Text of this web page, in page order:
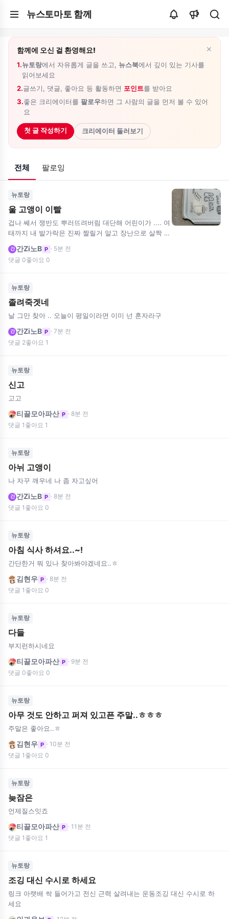
뉴스토마토 함께
×
함께에 오신 걸 환영해요!
1.뉴토랑에서 자유롭게 글을 쓰고, 뉴스북에서 깊이 있는 기사를
읽어보세요
2.글쓰기, 댓글, 좋아요 등 활동하면 포인트를 받아요
3.좋은 크리에이터를 팔로우하면 그 사람의 글을 먼저 볼 수 있어
요
첫 글 작성하기 크리에이터 둘러보기
전체 팔로잉
뉴토랑
울 고앵이 이빨
겁나 쎄서 쟁반도 뿌러뜨려버림 대단해 어린이가 .... 여
태까지 내 발가락은 진짜 짤릴거 알고 장난으로 살짝 앙
간 간Zi노B P · 5분 전
댓글 0좋아요 0
뉴토랑
졸려죽겟네
날 그만 찾아 .. 오늘이 평일이라면 이미 넌 혼자라구
간 간Zi노B P · 7분 전
댓글 2좋아요 1
뉴토랑
신고
고고
티끌모아파산 P · 8분 전
댓글 1 좋아요 1
뉴토랑
아뉘 고앵이
나 자꾸 깨우네 나 좀 자고싶어
간 간Zi노B P · 8분 전
댓글 1 좋아요 0
뉴토랑
아침 식사 하셔요..~!
간단한거 뭐 있나 찾아봐야겠네요..ㅎ
김현우 P · 8분 전
댓글 1 좋아요 0
뉴토랑
다들
부지런하시네요
티끌모아파산 P · 9분 전
댓글 0좋아요 0
뉴토랑
아무 것도 안하고 퍼져 있고픈 주말..ㅎㅎㅎ
주말은 좋아요..ㅎ
김현우 P · 10분 전
댓글 1 좋아요 0
뉴토랑
늦잠은
언제질스잇죠
티끌모아파산 P · 11분 전
댓글 1 좋아요 1
뉴토랑
조깅 대신 수시로 하세요
링크 아랫배 싹 들어가고 전신 근력 살려내는 운동조깅 대신 수시로 하
세요